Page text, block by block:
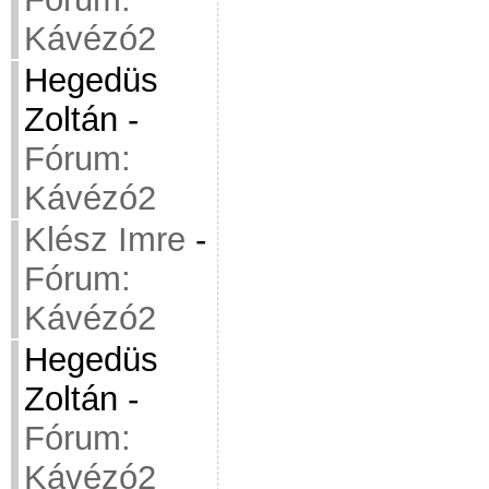
Kávézó2
Hegedüs
Zoltán -
Fórum:
Kávézó2
Klész Imre -
Fórum:
Kávézó2
Hegedüs
Zoltán -
Fórum:
Kávézó2